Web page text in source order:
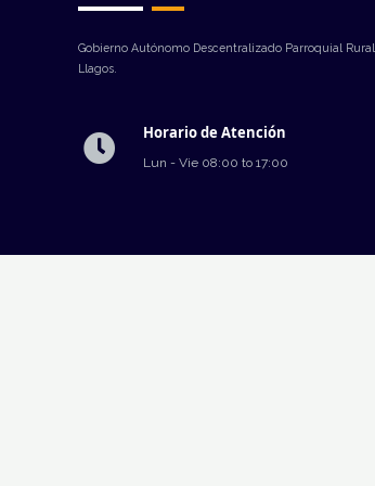
Gobierno Autónomo Descentralizado Parroquial Rural
Llagos.
Horario de Atención
Lun - Vie 08:00 to 17:00